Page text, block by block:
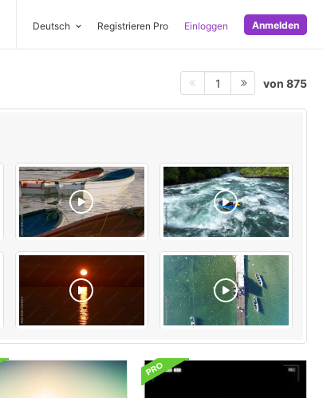
Deutsch Registrieren Pro Einloggen Anmelden
1 von 875